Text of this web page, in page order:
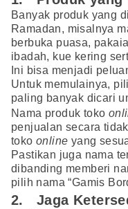
Banyak produk yang
Ramadan, misalnya
berbuka puasa,
ibadah, kue kering
Ini bisa menjadi
Untuk memulainya,
paling banyak dicari
Nama produk toko
penjualan secara
toko online yang
Pastikan juga nama
dibanding memberi
pilih nama “Gamis
2. Jaga